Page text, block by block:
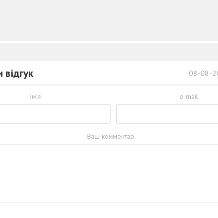
відгук 08-08-
Ім'я e-mail
Ваш комментар